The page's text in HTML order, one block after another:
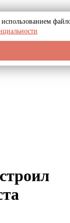
использованием